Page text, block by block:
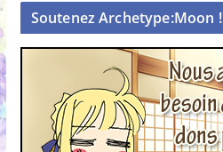
Soutenez Archetype:Moon !